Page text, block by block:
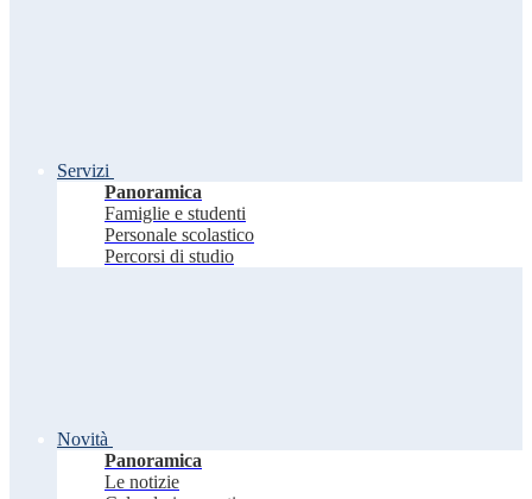
Servizi
Panoramica
Famiglie e studenti
Personale scolastico
Percorsi di studio
Novità
Panoramica
Le notizie